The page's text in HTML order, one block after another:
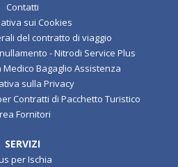
Contatti
sui Cookies
del contratto di viaggio
- Nitrodi Service Plus
Bagaglio Assistenza
sulla Privacy
Contratti di Pacchetto Turistico
Fornitori
SERVIZI
per Ischia